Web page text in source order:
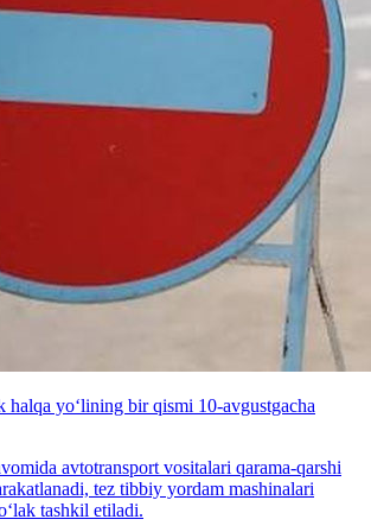
halqa yo‘lining bir qismi 10-avgustgacha
avtotransport vositalari qarama-qarshi
tez tibbiy yordam mashinalari
tashkil etiladi.